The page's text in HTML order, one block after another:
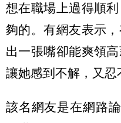
想在職場上過得順
夠的。有網友表示
出一張嘴卻能爽領
讓她感到不解，又忍
該名網友是在網路